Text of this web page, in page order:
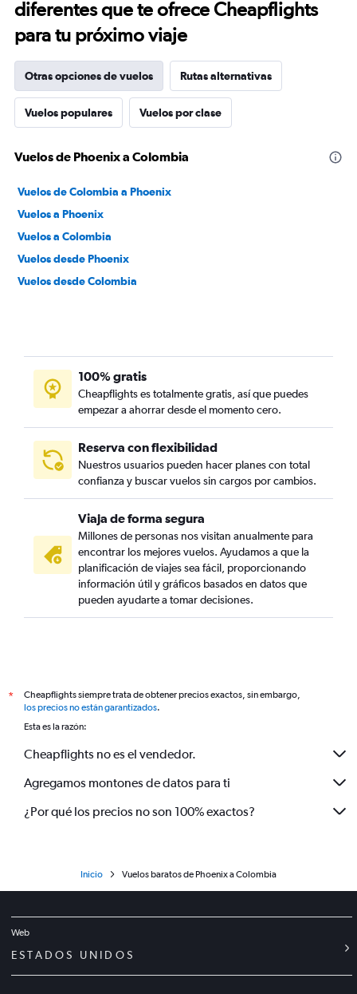
diferentes que te ofrece Cheapflights
para tu próximo viaje
Otras opciones de vuelos Rutas alternativas
Vuelos populares Vuelos por clase
Vuelos de Phoenix a Colombia
Vuelos de Colombia a Phoenix
Vuelos a Phoenix
Vuelos a Colombia
Vuelos desde Phoenix
Vuelos desde Colombia
100% gratis
Cheapflights es totalmente gratis, así que puedes
empezar a ahorrar desde el momento cero.
Reserva con flexibilidad
Nuestros usuarios pueden hacer planes con total
confianza y buscar vuelos sin cargos por cambios.
Viaja de forma segura
Millones de personas nos visitan anualmente para
encontrar los mejores vuelos. Ayudamos a que la
planificación de viajes sea fácil, proporcionando
información útil y gráficos basados en datos que
pueden ayudarte a tomar decisiones.
*
Cheapflights siempre trata de obtener precios exactos, sin embargo,
los precios no están garantizados.
Esta es la razón:
Cheapflights no es el vendedor.
Agregamos montones de datos para ti
¿Por qué los precios no son 100% exactos?
Inicio Vuelos baratos de Phoenix a Colombia
Web
ESTADOS UNIDOS